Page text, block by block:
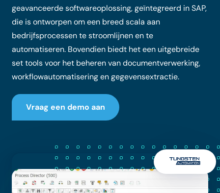
geavanceerde softwareoplossing, geïntegreerd in SAP,
die is ontworpen om een breed scala aan
bedrijfsprocessen te stroomlijnen en te
automatiseren. Bovendien biedt het een uitgebreide
set tools voor het beheren van documentverwerking,
workflowautomatisering en gegevensextractie.
Vraag een demo aan